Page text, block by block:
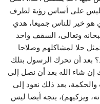
ليس على أساس رؤية لطرف
هو خير للناس جميعا، هدي
وتعالى، السقف واحد
حلا لمشاكلهم وصلاحا
بعد أن تحرك الرسول بتلك
إن شاء الله بعد أن نصل إلى
بعد ذلك نعود إلى
ويزكيهم)، يتجه أيضا ليس